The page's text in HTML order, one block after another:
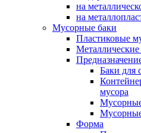
на
на
Мусорные баки
Пластиковые
Баки для
мусора
Форма